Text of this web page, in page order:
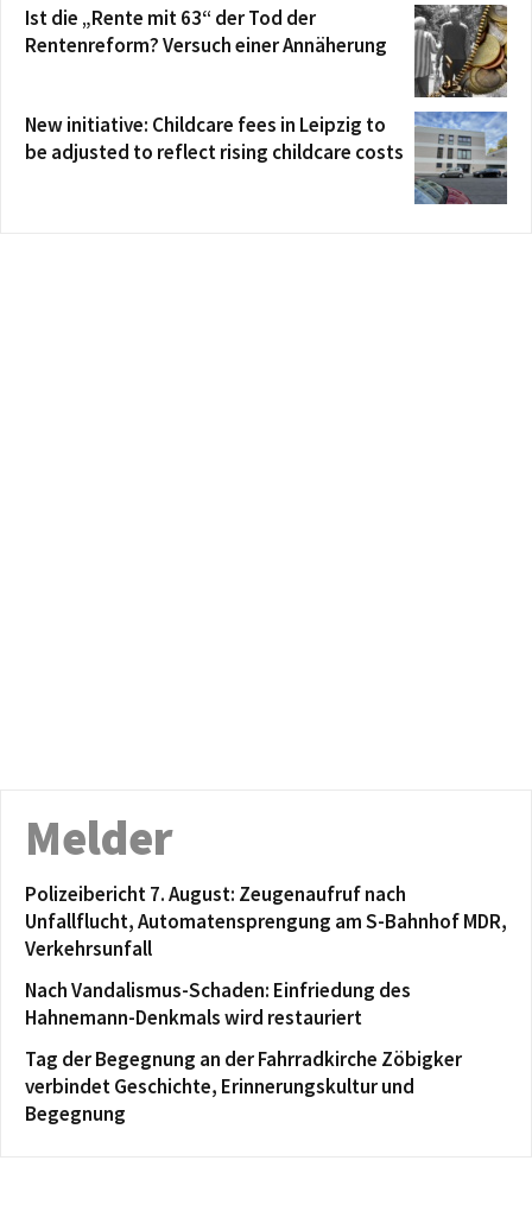
Ist die „Rente mit 63“ der Tod der
Rentenreform? Versuch einer Annäherung
New initiative: Childcare fees in Leipzig to
be adjusted to reflect rising childcare costs
Melder
Polizeibericht 7. August: Zeugenaufruf nach
Unfallflucht, Automatensprengung am S-Bahnhof MDR,
Verkehrsunfall
Nach Vandalismus-Schaden: Einfriedung des
Hahnemann-Denkmals wird restauriert
Tag der Begegnung an der Fahrradkirche Zöbigker
verbindet Geschichte, Erinnerungskultur und
Begegnung